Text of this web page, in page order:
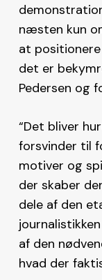
næsten kun
at
det er
Pedersen og
“Det bliver
forsvinder til
motiver og
der skaber
dele af den
af den
hvad der